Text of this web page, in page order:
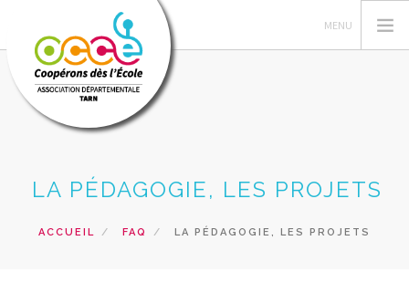
ESPACE MANDATAIRE
LA PÉDAGOGIE, LES PROJETS
ACCUEIL FAQ LA PÉDAGOGIE, LES PROJETS